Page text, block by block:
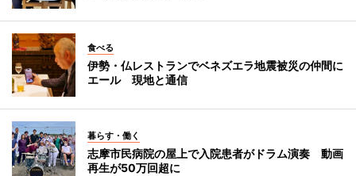
食べる
伊勢・仏レストランでベネズエラ地震被災の仲間に
エール 現地と通信
暮らす・働く
志摩市民病院の屋上で入院患者がドラム演奏 動画
再生が50万回超に